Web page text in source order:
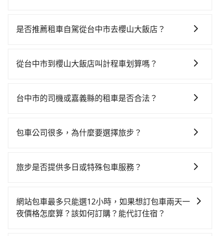
時！從最早06:25一直到23:07，台中-嘉義一天最多有60
鐘。抵達高鐵站後，步行進站、現場購票並於月台排隊
鐘出站、等待車站前排班的計程車，搭上小黃後約花145
3位同行，高鐵加轉乘之平均每人花費為1,550元。不
府專車接送，則每人平均花費約1,530元，費時2小時50
上，現在還不馬上來預約tripool！如果你僅有兩位乘
車，也可參考tripool的拼車共乘服務，最多可再節省
是否推薦租車自駕從台中市去櫻山大飯店？
時不需要閉目養神（因為要自己開車），最重要的是你
$115~205承租小轎車，每公里再額外加收$3.2，從台中
達目的地後多久原路返回），雖已將eTag和可能的每小
車型，如Toyota Yaris、Prius C、Vios這類乘坐體驗較
況，打開車門才發現仍有上一組乘客遺留的垃圾或者撞
凹的車門仍未被修理，每一次租車都好像在開樂透一
從台中市到櫻山大飯店叫計程車划算嗎？
灣大車隊、Uber、Line Taxi、Yoxi等。依照里程跳錶計
程車約330輛，數量約為台中市的4%、密度僅雙北的
建議最好先上網預約，以免當場被坑受騙。雖然台中市
輛tripool的九人座廂型車最高可省$2,600。
台中市的司機或嘉義縣的租車是否合法？
車、私家車或野雞車在招攬生意，這不僅是違法可能被
都無法監控或追查。最好別為了省小錢而冒上不必要的
駕駛執照以及良民證外，車輛一定投保最高300萬乘客
險。最好辨別叫的車是否合法，就看車牌的開頭，只要
包車公司很多，為什麼要選擇旅步？
策也是完全透明的，不會有任何隱藏費用。此外，我們
旅步是否提供多日或特殊包車服務？
專人回覆您。
網站包車最多只能選12小時，如果想訂包車兩天一
夜價格怎麼算？該如何訂購？能代訂住宿？